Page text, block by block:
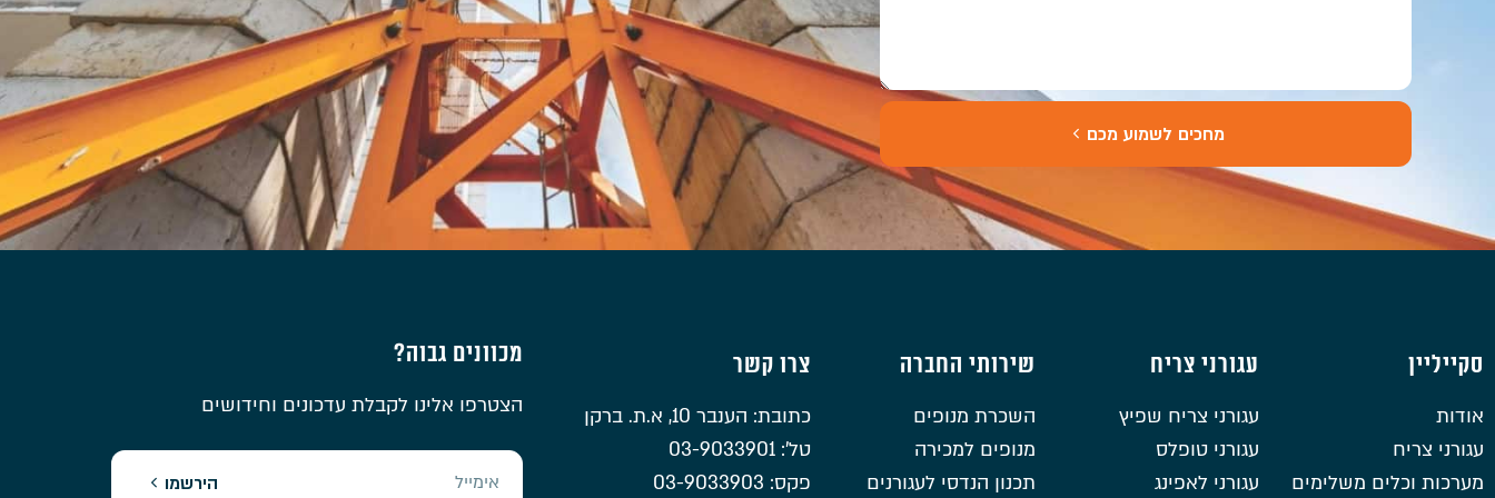
מחכים לשמוע מכם
סקייליין
אודות
עגורני צריח
מערכות וכלים משלימים
עגורני צריח
עגורני צריח שפיץ
עגורני טופלס
עגורני לאפינג
שירותי החברה
השכרת מנופים
מנופים למכירה
תכנון הנדסי לעגורנים
צרו קשר
כתובת: הענבר 10, א.ת. ברקן
טל': 03-9033901
פקס: 03-9033903
מכוונים גבוה?
הצטרפו אלינו לקבלת עדכונים וחידושים
הירשמו